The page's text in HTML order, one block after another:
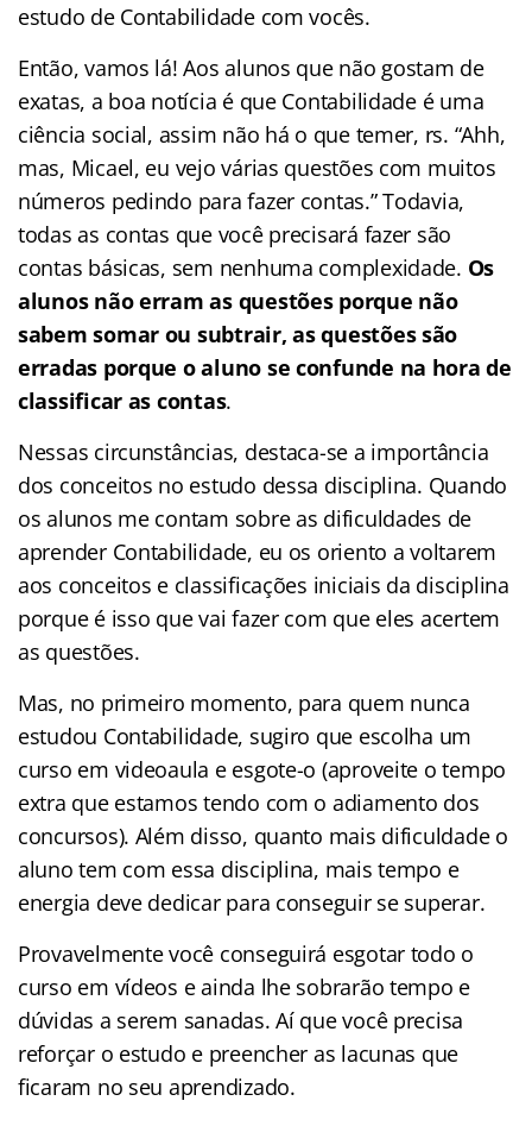
estudo de Contabilidade com vocês.
Então, vamos lá! Aos alunos que não gostam de
exatas, a boa notícia é que Contabilidade é uma
ciência social, assim não há o que temer, rs. “Ahh,
mas, Micael, eu vejo várias questões com muitos
números pedindo para fazer contas.” Todavia,
todas as contas que você precisará fazer são
contas básicas, sem nenhuma complexidade. Os
alunos não erram as questões porque não
sabem somar ou subtrair, as questões são
erradas porque o aluno se confunde na hora de
classificar as contas.
Nessas circunstâncias, destaca-se a importância
dos conceitos no estudo dessa disciplina. Quando
os alunos me contam sobre as dificuldades de
aprender Contabilidade, eu os oriento a voltarem
aos conceitos e classificações iniciais da disciplina
porque é isso que vai fazer com que eles acertem
as questões.
Mas, no primeiro momento, para quem nunca
estudou Contabilidade, sugiro que escolha um
curso em videoaula e esgote-o (aproveite o tempo
extra que estamos tendo com o adiamento dos
concursos). Além disso, quanto mais dificuldade o
aluno tem com essa disciplina, mais tempo e
energia deve dedicar para conseguir se superar.
Provavelmente você conseguirá esgotar todo o
curso em vídeos e ainda lhe sobrarão tempo e
dúvidas a serem sanadas. Aí que você precisa
reforçar o estudo e preencher as lacunas que
ficaram no seu aprendizado.